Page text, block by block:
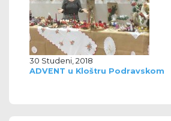
30 Studeni, 2018
ADVENT u Kloštru Podravskom